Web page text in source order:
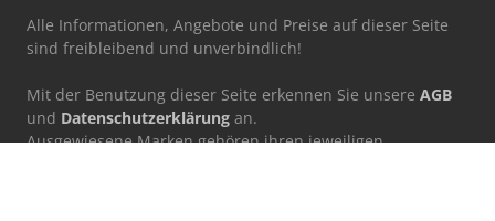
Alle Informationen, Angebote und Preise auf dieser Seite
sind freibleibend und unverbindlich!
Mit der Benutzung dieser Seite erkennen Sie unsere AGB
und Datenschutzerklärung an.
Ausgewiesene Marken gehören ihren jeweiligen